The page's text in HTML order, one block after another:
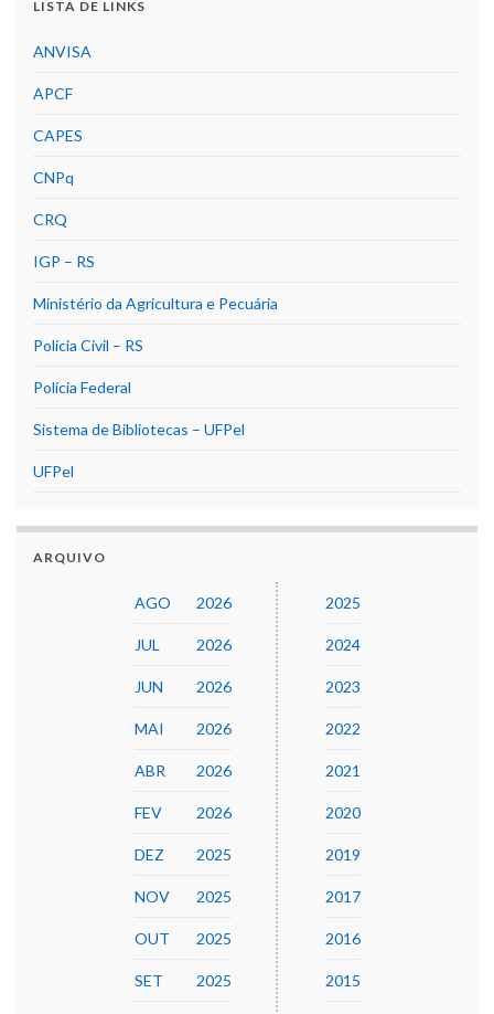
LISTA DE LINKS
ANVISA
APCF
CAPES
CNPq
CRQ
IGP – RS
Ministério da Agricultura e Pecuária
Polícia Civil – RS
Polícia Federal
Sistema de Bibliotecas – UFPel
UFPel
ARQUIVO
AGO 2026
JUL 2026
JUN 2026
MAI 2026
ABR 2026
FEV 2026
DEZ 2025
NOV 2025
OUT 2025
SET 2025
2025
2024
2023
2022
2021
2020
2019
2017
2016
2015